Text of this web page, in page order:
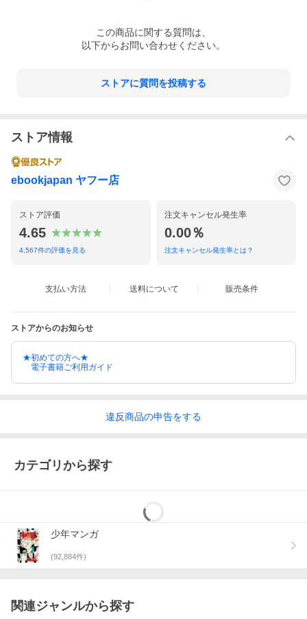
この商品に関する質問は、
以下からお問い合わせください。
ストアに質問を投稿する
ストア情報
ebookjapan ヤフー店
ストア評価
4.65
4,567件の評価を見る
注文キャンセル発生率
0.00％
注文キャンセル発生率とは？
支払い方法 送料について 販売条件
ストアからのお知らせ
★初めての方へ★
電子書籍ご利用ガイド
違反商品の申告をする
カテゴリから探す
少年マンガ
(92,884件)
関連ジャンルから探す